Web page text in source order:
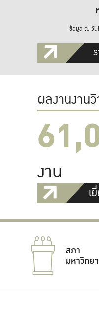
ข้อมูล ณ วัน
ผลงานงาน
งาน
เ
สภา
มหาวิทย